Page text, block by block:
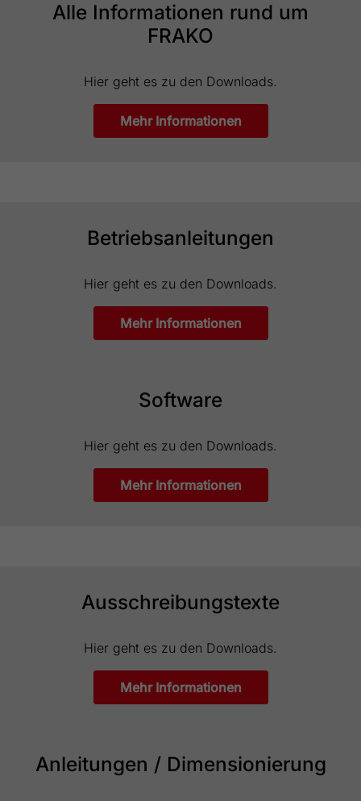
Alle Informationen rund um
FRAKO
Hier geht es zu den Downloads.
Mehr Informationen
Betriebsanleitungen
Hier geht es zu den Downloads.
Mehr Informationen
Software
Hier geht es zu den Downloads.
Mehr Informationen
Ausschreibungstexte
Hier geht es zu den Downloads.
Mehr Informationen
Anleitungen / Dimensionierung
Zweck
generierte ID, für die historische
Speicherung Ihrer vorgenommen
Einstellungen, falls der Webseiten-Betreiber